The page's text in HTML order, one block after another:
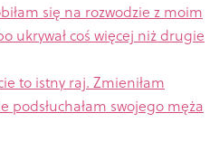
się na rozwodzie z moim
ukrywał coś więcej niż drugie
to istny raj. Zmieniłam
podsłuchałam swojego męża